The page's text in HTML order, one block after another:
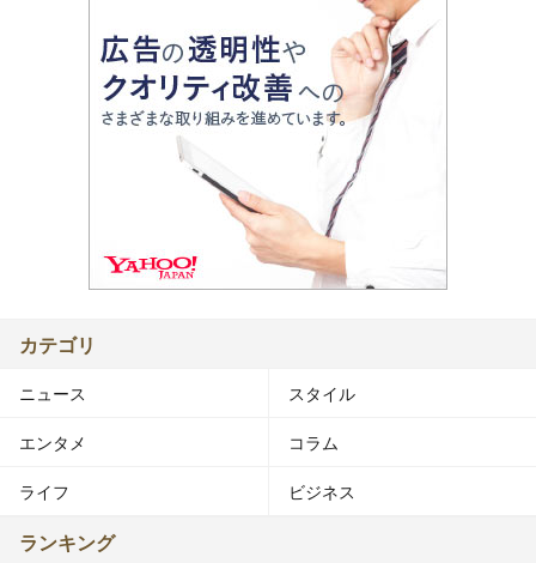
カテゴリ
ニュース スタイル
エンタメ コラム
ライフ ビジネス
ランキング